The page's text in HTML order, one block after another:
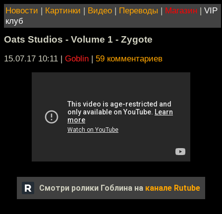
Новости | Картинки | Видео | Переводы | Магазин | VIP
клуб
Oats Studios - Volume 1 - Zygote
15.07.17 10:11 | Goblin | 59 комментариев
Смотри ролики Гоблина на канале Rutube